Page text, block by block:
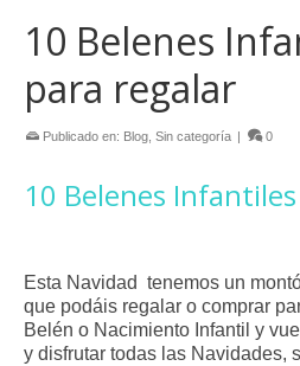
10 Belenes
para regalar
Publicado en: Blog Sin categoría | 0
10 Belenes
Esta Navidad tenemos un
que podáis regalar o comprar
Belén o Nacimiento Infantil y
y disfrutar todas las Navidades,
opciones
se
pueden
elegir
en
de